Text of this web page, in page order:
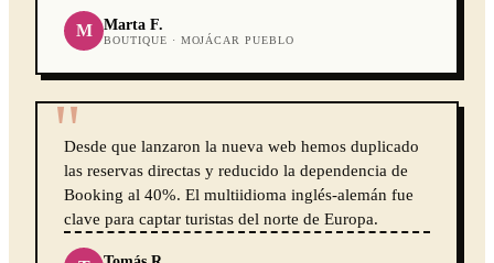
M Marta F.
BOUTIQUE · MOJÁCAR PUEBLO
"
Desde que lanzaron la nueva web hemos duplicado
las reservas directas y reducido la dependencia de
Booking al 40%. El multiidioma inglés-alemán fue
clave para captar turistas del norte de Europa.